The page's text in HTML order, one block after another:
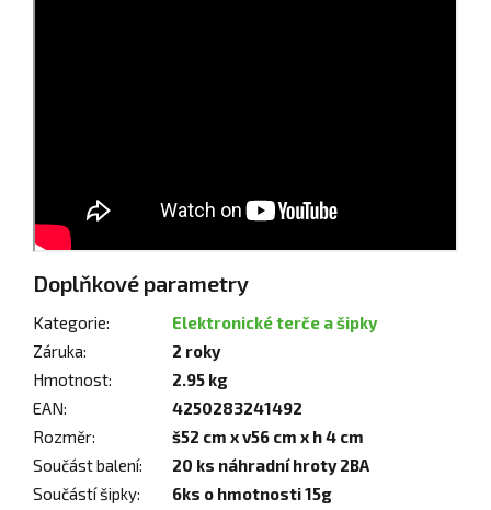
Doplňkové parametry
Kategorie:
Elektronické terče a šipky
Záruka:
2 roky
Hmotnost:
2.95 kg
EAN:
4250283241492
Rozměr:
š52 cm x v56 cm x h 4 cm
Součást balení:
20 ks náhradní hroty 2BA
Součástí šipky:
6ks o hmotnosti 15g